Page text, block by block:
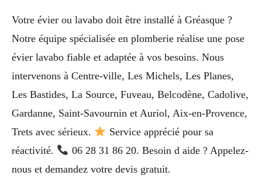
Votre évier ou lavabo doit être installé à Gréasque ?
Notre équipe spécialisée en plomberie réalise une pose
évier lavabo fiable et adaptée à vos besoins. Nous
intervenons à Centre-ville, Les Michels, Les Planes,
Les Bastides, La Source, Fuveau, Belcodène, Cadolive,
Gardanne, Saint-Savournin et Auriol, Aix-en-Provence,
Trets avec sérieux.
Service apprécié pour sa
réactivité.
06 28 31 86 20. Besoin d aide ? Appelez-
nous et demandez votre devis gratuit.